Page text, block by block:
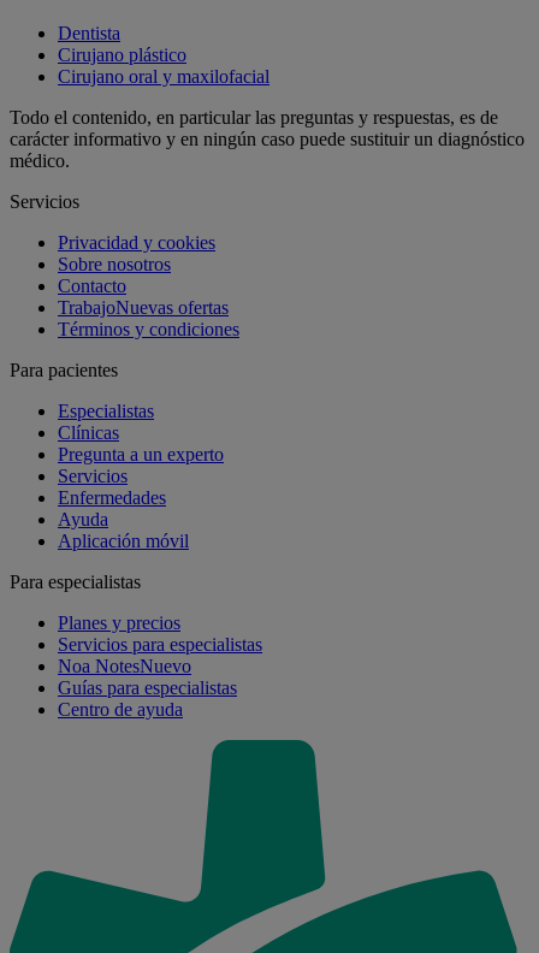
Dentista
Cirujano plástico
Cirujano oral y maxilofacial
Todo el contenido, en particular las preguntas y respuestas, es de
carácter informativo y en ningún caso puede sustituir un diagnóstico
médico.
Servicios
Privacidad y cookies
Sobre nosotros
Contacto
TrabajoNuevas ofertas
Términos y condiciones
Para pacientes
Especialistas
Clínicas
Pregunta a un experto
Servicios
Enfermedades
Ayuda
Aplicación móvil
Para especialistas
Planes y precios
Servicios para especialistas
Noa NotesNuevo
Guías para especialistas
Centro de ayuda